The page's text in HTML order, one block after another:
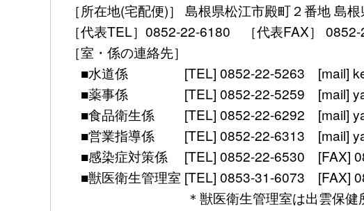
［所在地(宅配便)］ 島根県松江市殿町２番地 島
［代表TEL］0852-22-6180 ［代表FAX］
［室・係の連絡先］
■水道係 [TEL] 0852-22-5263 [mail] ken-
■薬事係 [TEL] 0852-22-5259 [mail]
■食品衛生係 [TEL] 0852-22-6292 [mail]
■営業指導係 [TEL] 0852-22-6313 [mail]
■感染症対策係 [TEL] 0852-22-6530 [FAX]
■獣医衛生管理室 [TEL] 0853-31-6073 [FAX]
＊獣医衛生管理室は出雲保健所別館（